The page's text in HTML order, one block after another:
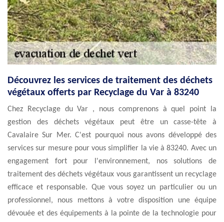
Découvrez les services de traitement des déchets
végétaux offerts par Recyclage du Var à 83240
Chez Recyclage du Var , nous comprenons à quel point la
gestion des déchets végétaux peut être un casse-tête à
Cavalaire Sur Mer. C'est pourquoi nous avons développé des
services sur mesure pour vous simplifier la vie à 83240. Avec un
engagement fort pour l'environnement, nos solutions de
traitement des déchets végétaux vous garantissent un recyclage
efficace et responsable. Que vous soyez un particulier ou un
professionnel, nous mettons à votre disposition une équipe
dévouée et des équipements à la pointe de la technologie pour